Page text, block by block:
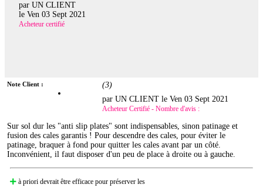
par UN CLIENT
le Ven 03 Sept 2021
Acheteur certifié
Note Client : (3)
par UN CLIENT leVen 03 Sept 2021
Acheteur Certifié - Nombre d'avis :
Sur sol dur les "anti slip plates" sont indispensables, sinon patinage et
fusion des cales garantis ! Pour descendre des cales, pour éviter le
patinage, braquer à fond pour quitter les cales avant par un côté.
Inconvénient, il faut disposer d'un peu de place à droite ou à gauche.
à priori devrait être efficace pour préserver les